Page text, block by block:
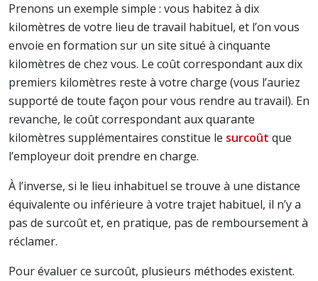
Prenons un exemple simple : vous habitez à dix
kilomètres de votre lieu de travail habituel, et l’on vous
envoie en formation sur un site situé à cinquante
kilomètres de chez vous. Le coût correspondant aux dix
premiers kilomètres reste à votre charge (vous l’auriez
supporté de toute façon pour vous rendre au travail). En
revanche, le coût correspondant aux quarante
kilomètres supplémentaires constitue le surcoût que
l’employeur doit prendre en charge.
À l’inverse, si le lieu inhabituel se trouve à une distance
équivalente ou inférieure à votre trajet habituel, il n’y a
pas de surcoût et, en pratique, pas de remboursement à
réclamer.
Pour évaluer ce surcoût, plusieurs méthodes existent.